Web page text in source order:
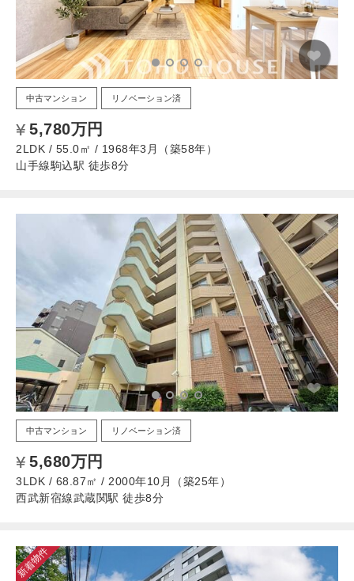
中古マンション リノベーション済
5,780万円
2LDK / 55.0㎡ / 1968年3月（築58年）
山手線駒込駅 徒歩8分
中古マンション リノベーション済
5,680万円
3LDK / 68.87㎡ / 2000年10月（築25年）
西武新宿線武蔵関駅 徒歩8分
新着物件